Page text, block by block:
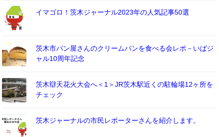
イマゴロ！茨木ジャーナル2023年の人気記事50選
茨木市パン屋さんのクリームパンを食べる会レポ－いばジ
ャル10周年記念
茨木辯天花火大会へ＜1＞JR茨木駅近くの駐輪場12ヶ所を
チェック
茨木ジャーナルの市民レポーターさんを紹介します。